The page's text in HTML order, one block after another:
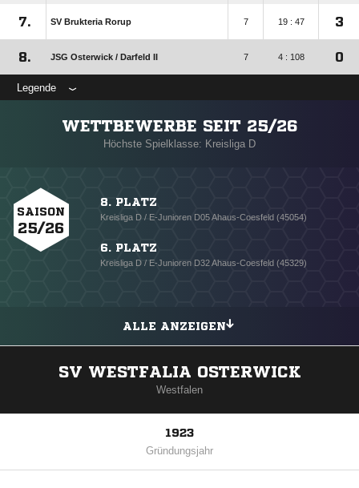
7. SV Brukteria Rorup 7 19 : 47 3
8. JSG Osterwick /​ Darfeld II 7 4 : 108 0
Legende
WETTBEWERBE SEIT 25/26
Höchste Spielklasse: Kreisliga D
SAISON
25/26
8. PLATZ
Kreisliga D / E-Junioren D05 Ahaus-Coesfeld (45054)
6. PLATZ
Kreisliga D / E-Junioren D32 Ahaus-Coesfeld (45329)
ALLE ANZEIGEN
SV WESTFALIA OSTERWICK
Westfalen
1923
Gründungsjahr